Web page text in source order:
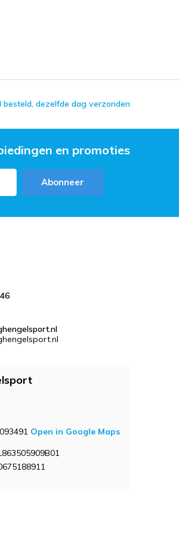
besteld, dezelfde dag verzonden
en promoties
Abonneer
Open in Google Maps